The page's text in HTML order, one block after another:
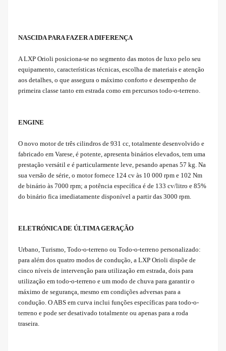
NASCIDA PARA FAZER A DIFERENÇA
A LXP Orioli posiciona-se no segmento das motos de luxo pelo seu
equipamento, características técnicas, escolha de materiais e atenção
aos detalhes, o que assegura o máximo conforto e desempenho de
primeira classe tanto em estrada como em percursos todo-o-terreno.
ENGINE
O novo motor de três cilindros de 931 cc, totalmente desenvolvido e
fabricado em Varese, é potente, apresenta binários elevados, tem uma
prestação versátil e é particularmente leve, pesando apenas 57 kg. Na
sua versão de série, o motor fornece 124 cv às 10 000 rpm e 102 Nm
de binário às 7000 rpm; a potência específica é de 133 cv/litro e 85%
do binário fica imediatamente disponível a partir das 3000 rpm.
ELETRÓNICA DE ÚLTIMA GERAÇÃO
Urbano, Turismo, Todo-o-terreno ou Todo-o-terreno personalizado:
para além dos quatro modos de condução, a LXP Orioli dispõe de
cinco níveis de intervenção para utilização em estrada, dois para
utilização em todo-o-terreno e um modo de chuva para garantir o
máximo de segurança, mesmo em condições adversas para a
condução. O ABS em curva inclui funções específicas para todo-o-
terreno e pode ser desativado totalmente ou apenas para a roda
traseira.